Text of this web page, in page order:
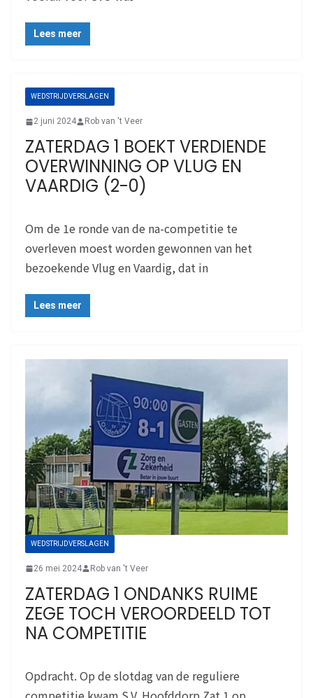
Lees meer
WEDSTRIJDVERSLAGEN
2 juni 2024 Rob van 't Veer
ZATERDAG 1 BOEKT VERDIENDE
OVERWINNING OP VLUG EN
VAARDIG (2-0)
Om de 1e ronde van de na-competitie te
overleven moest worden gewonnen van het
bezoekende Vlug en Vaardig, dat in
Lees meer
WEDSTRIJDVERSLAGEN
26 mei 2024 Rob van 't Veer
ZATERDAG 1 ONDANKS RUIME
ZEGE TOCH VEROORDEELD TOT
NA COMPETITIE
Opdracht. Op de slotdag van de reguliere